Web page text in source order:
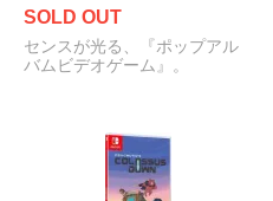
SOLD OUT
センスが光る、『ポップアル
バムビデオゲーム』。